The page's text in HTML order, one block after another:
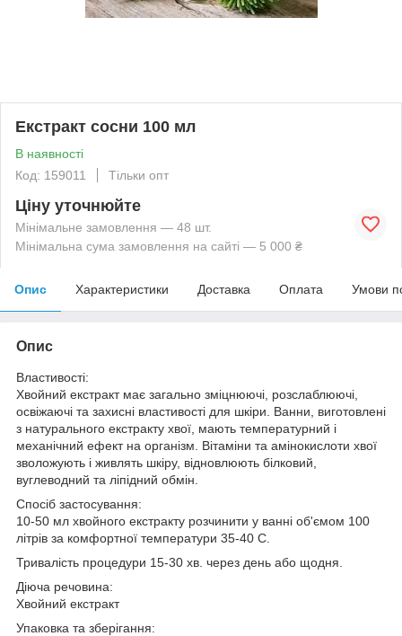
Екстракт сосни 100 мл
В наявності
Код: 159011
Тільки опт
Ціну уточнюйте
Мінімальне замовлення — 48 шт.
Мінімальна сума замовлення на сайті — 5 000 ₴
Опис Характеристики Доставка Оплата Умови
Опис
Властивості:
Хвойний екстракт має загально зміцнюючі, розслаблюючі,
освіжаючі та захисні властивості для шкіри. Ванни, виготовлені
з натурального екстракту хвої, мають температурний і
механічний ефект на організм. Вітаміни та амінокислоти хвої
зволожують і живлять шкіру, відновлюють білковий,
вуглеводний та ліпідний обмін.
Спосіб застосування:
10-50 мл хвойного екстракту розчинити у ванні об'ємом 100
літрів за комфортної температури 35-40 С.
Тривалість процедури 15-30 хв. через день або щодня.
Діюча речовина:
Хвойний екстракт
Упаковка та зберігання: